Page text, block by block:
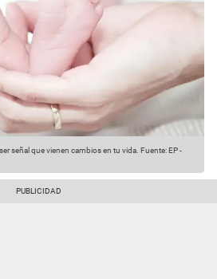
señal que vienen cambios en tu vida. Fuente: EP-